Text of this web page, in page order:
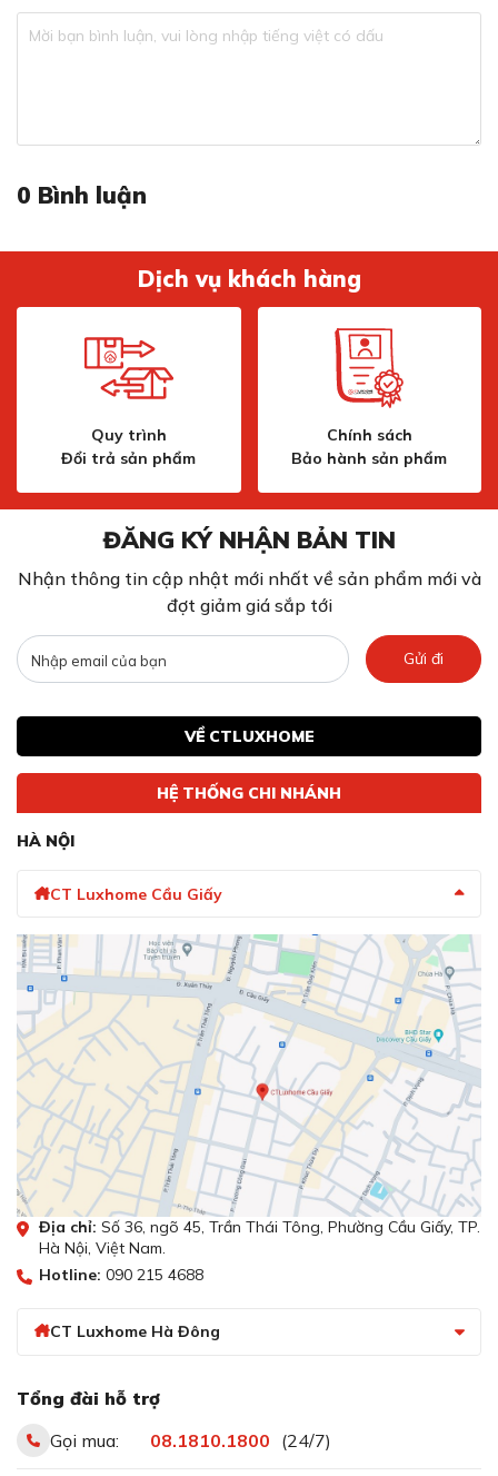
0 Bình luận
Dịch vụ khách hàng
Quy trình
Đổi trả sản phẩm
Chính sách
Bảo hành sản phẩm
ĐĂNG KÝ NHẬN BẢN TIN
Nhận thông tin cập nhật mới nhất về sản phẩm mới và
đợt giảm giá sắp tới
Gửi đi
VỀ CTLUXHOME
HỆ THỐNG CHI NHÁNH
HÀ NỘI
CT Luxhome Cầu Giấy
Địa chỉ: Số 36, ngõ 45, Trần Thái Tông, Phường Cầu Giấy, TP.
Hà Nội, Việt Nam.
Hotline: 090 215 4688
CT Luxhome Hà Đông
Tổng đài hỗ trợ
Gọi mua:
08.1810.1800 (24/7)